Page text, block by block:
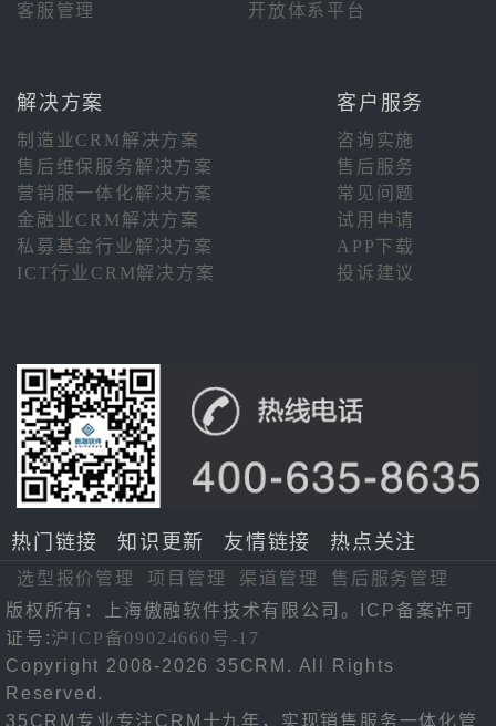
客服管理
开放体系平台
解决方案 客户服务
制造业CRM解决方案
咨询实施
售后维保服务解决方案
售后服务
营销服一体化解决方案
常见问题
金融业CRM解决方案
试用申请
私募基金行业解决方案
APP下载
ICT行业CRM解决方案
投诉建议
热门链接 知识更新 友情链接 热点关注
选型报价管理 项目管理 渠道管理
售后服务管理
版权所有：上海傲融软件技术有限公司。ICP备案许可
证号:沪ICP备09024660号-17
Copyright 2008-2026 35CRM. All Rights
Reserved.
35CRM专业专注CRM十九年，实现销售服务一体化管